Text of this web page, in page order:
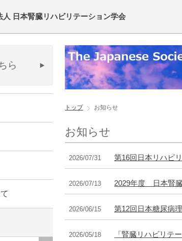
人 日本腎臓リハビリテーション学会
ら
トップ お知らせ
お知らせ
2026/07/31 第16回日本リハビ
2026/07/13 2029年度 日本腎
2026/06/15 第12回日本糖尿病
2026/05/18 「腎臓リハビリテ